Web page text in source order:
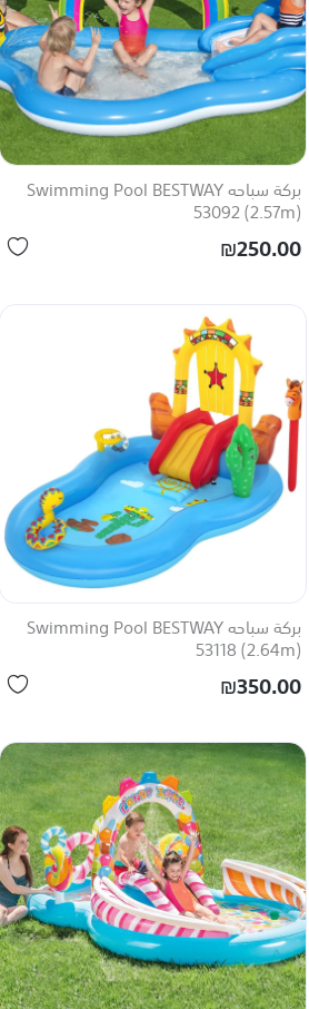
بركة سباحه Swimming Pool BESTWAY
53092 (2.57m)
₪250.00
بركة سباحه Swimming Pool BESTWAY
53118 (2.64m)
₪350.00